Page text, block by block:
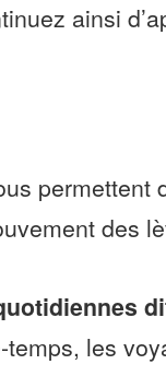
ainsi
permettent
des
temps, les